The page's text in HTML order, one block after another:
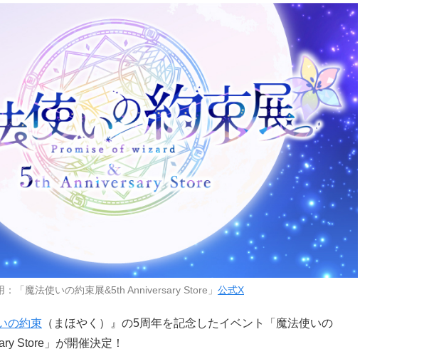
：「魔法使いの約束展&5th Anniversary Store」 公式X
の約束 （まほやく）』の5周年を記念したイベント「魔法使いの
Store」が開催決定！